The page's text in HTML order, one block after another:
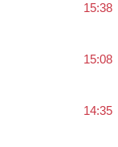
15:38
15:08
14:35